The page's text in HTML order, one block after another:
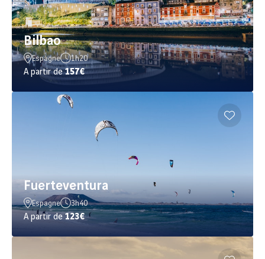
Bilbao
Espagne 1h20
A partir de157€
Fuerteventura
Espagne 3h40
A partir de123€